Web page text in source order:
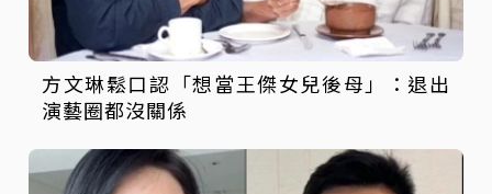
方文琳鬆口認「想當王傑女兒後母」：退出
演藝圈都沒關係